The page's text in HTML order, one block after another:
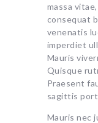
massa
consequat
venenatis
imperdiet
Mauris
Quisque
Praesent
sagittis
Mauris nec